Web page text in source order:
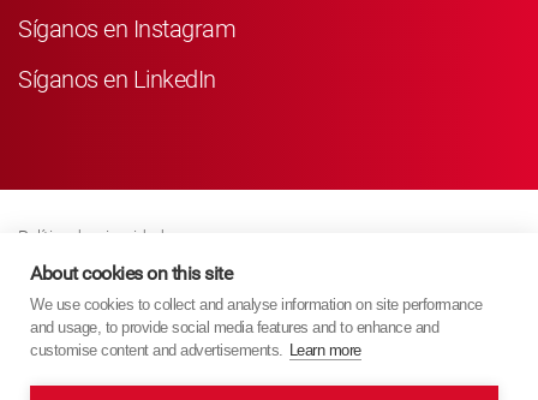
Síganos en Instagram
Síganos en LinkedIn
Política de privacidad
Business Partner Privacy
Política De Cookies
Modern Slavery Act Policy
About cookies on this site
We use cookies to collect and analyse information on site performance
and usage, to provide social media features and to enhance and
customise content and advertisements. Learn more